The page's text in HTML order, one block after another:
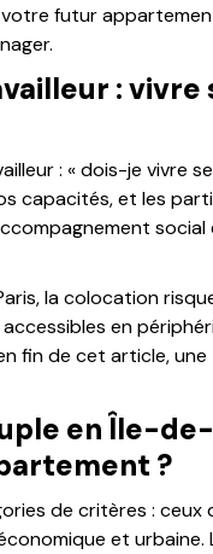
votre futur
: vivre
: « dois-je vivre
capacités, et les
la colocation
en
fin de cet article,
en Île-
?
de critères :
et urbaine.